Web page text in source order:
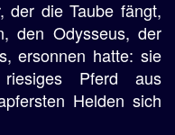
der die Taube fängt,
den Odysseus, der
ersonnen hatte: sie
Pferd aus
Helden sich